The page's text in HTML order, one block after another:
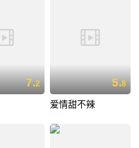
7.2 5.8
爱情甜不辣